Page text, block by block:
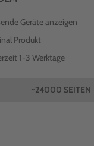
Geräteanzeigen
Produkt
1-3 Werktage
~24000 SEITEN